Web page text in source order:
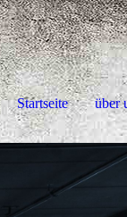
Startseite über